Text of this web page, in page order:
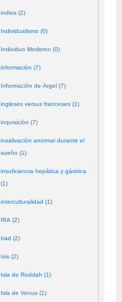
indios (2)
Individualismo (0)
Individuo Moderno (0)
información (7)
Información de Argel (7)
ingleses versus franceses (1)
inquisición (7)
insalivación anormal durante el
sueño (1)
insuficiencia hepática y gástrica
(1)
interculturalidad (1)
IRA (2)
Irad (2)
Isis (2)
Isla de Roddah (1)
Isla de Venus (1)